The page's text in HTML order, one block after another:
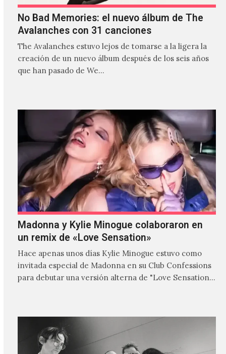
No Bad Memories: el nuevo álbum de The
Avalanches con 31 canciones
The Avalanches estuvo lejos de tomarse a la ligera la
creación de un nuevo álbum después de los seis años
que han pasado de We…
Madonna y Kylie Minogue colaboraron en
un remix de «Love Sensation»
Hace apenas unos días Kylie Minogue estuvo como
invitada especial de Madonna en su Club Confessions
para debutar una versión alterna de "Love Sensation",